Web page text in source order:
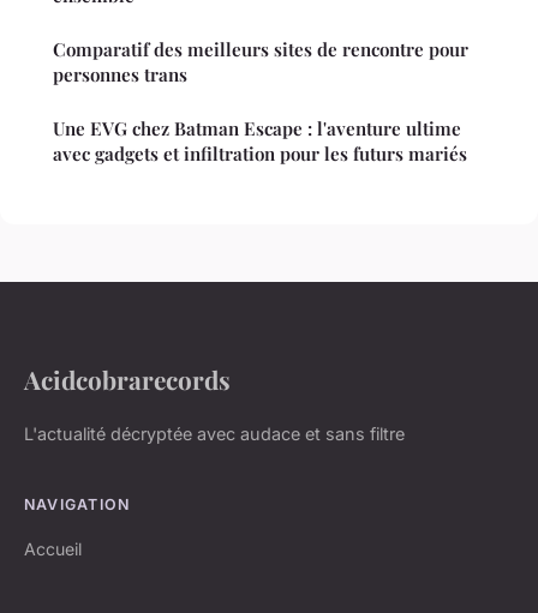
Comparatif des meilleurs sites de rencontre pour
personnes trans
Une EVG chez Batman Escape : l'aventure ultime
avec gadgets et infiltration pour les futurs mariés
Acidcobrarecords
L'actualité décryptée avec audace et sans filtre
NAVIGATION
Accueil